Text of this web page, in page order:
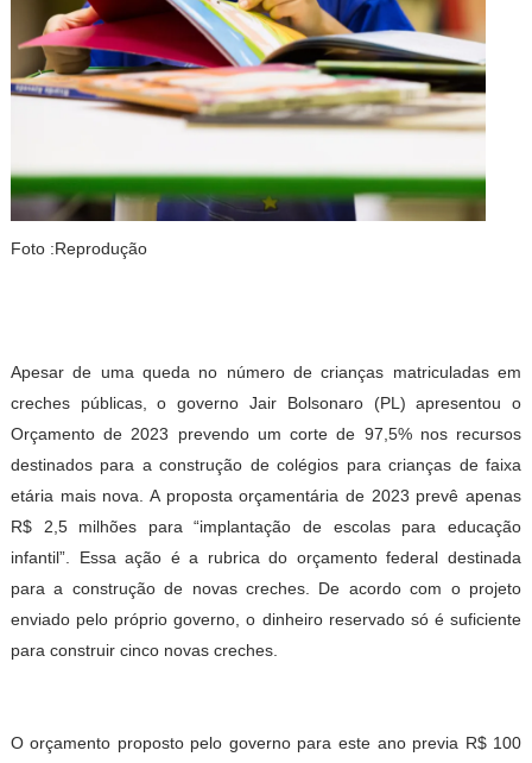
Foto :Reprodução
Apesar de uma queda no número de crianças matriculadas em
creches públicas, o governo Jair Bolsonaro (PL) apresentou o
Orçamento de 2023 prevendo um corte de 97,5% nos recursos
destinados para a construção de colégios para crianças de faixa
etária mais nova. A proposta orçamentária de 2023 prevê apenas
R$ 2,5 milhões para “implantação de escolas para educação
infantil”. Essa ação é a rubrica do orçamento federal destinada
para a construção de novas creches. De acordo com o projeto
enviado pelo próprio governo, o dinheiro reservado só é suficiente
para construir cinco novas creches.
O orçamento proposto pelo governo para este ano previa R$ 100